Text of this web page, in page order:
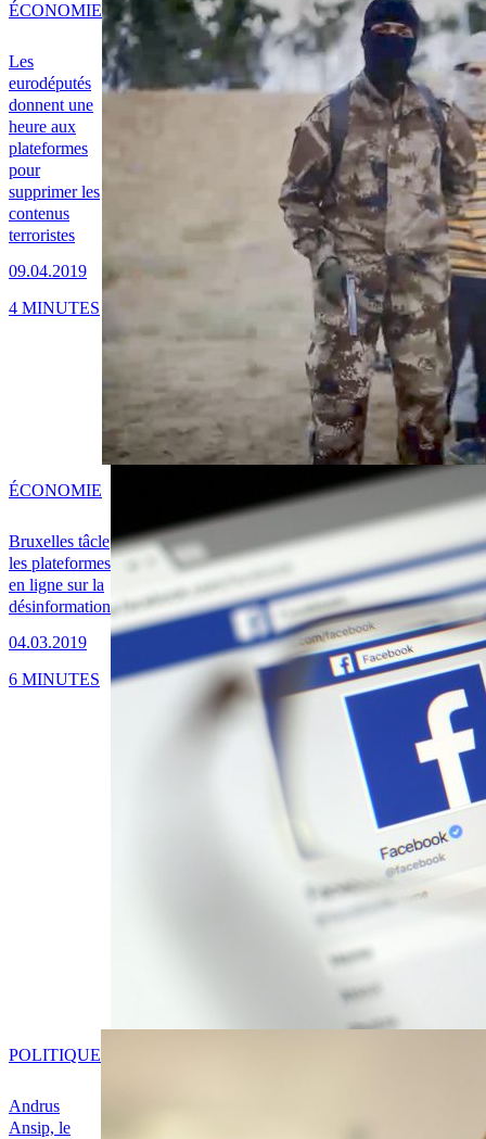
Les
eurodéputés
donnent une
heure aux
plateformes
pour
supprimer les
contenus
terroristes
09.04.2019
ÉCONOMIE
4 MINUTES
Bruxelles tâcle
les plateformes
en ligne sur la
désinformation
04.03.2019
ÉCONOMIE
6 MINUTES
Andrus
Ansip, le
POLITIQUE